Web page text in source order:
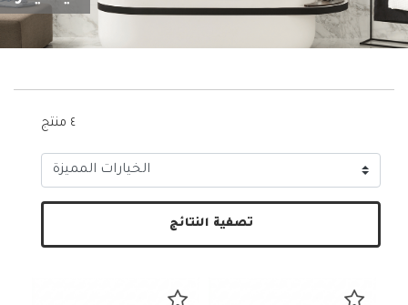
٤ منتج
تصفية النتائج